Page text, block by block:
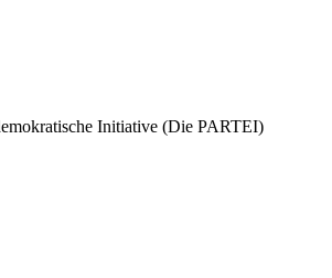
Initiative (Die PARTEI)